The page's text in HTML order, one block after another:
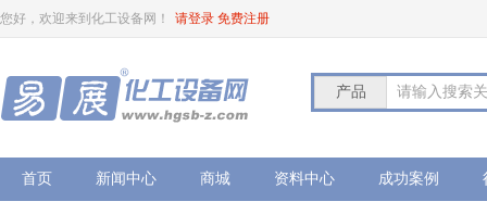
您好，欢迎来到化工设备网！ 请登录 免费注册
产品 请输入搜索
首页 新闻中心 商城 资料中心 成功案例